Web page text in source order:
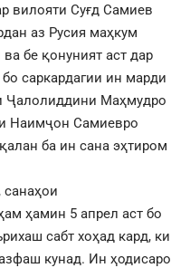
вилояти Суғд Самиев
аз Русия маҳкум
бе қонуният аст дар
саркардагии ин марди
Ҷалолиддини Маҳмудро
Наимҷон Самиевро
ба ин сана эҳтиром
санаҳои
ҳамин 5 апрел аст бо
сабт хоҳад кард, ки
кунад. Ин ҳодисаро